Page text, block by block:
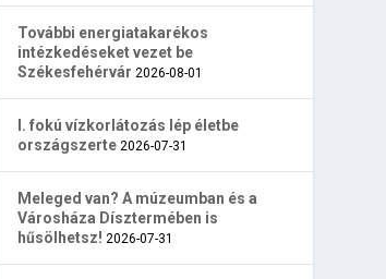
További energiatakarékos
intézkedéseket vezet be
Székesfehérvár 2026-08-01
I. fokú vízkorlátozás lép életbe
országszerte 2026-07-31
Meleged van? A múzeumban és a
Városháza Dísztermében is
hűsölhetsz! 2026-07-31